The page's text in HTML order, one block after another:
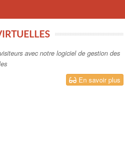
avec notre logiciel de gestion des
En savoir plus